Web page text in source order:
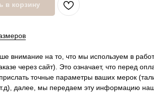
в корзину
внимание на то, что мы используем в
через сайт). Это означает, что перед
точные параметры ваших мерок
далее, мы передаем эту информацию